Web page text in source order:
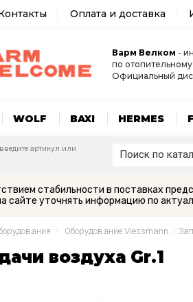
Оплата и доставка
Варм Велком -
по
Официальный
WOLF BAXI HERMES
артикул или
стабильности в поставках
сайте уточнять информацию по
Оборудование Viessmann
воздуха Gr.1